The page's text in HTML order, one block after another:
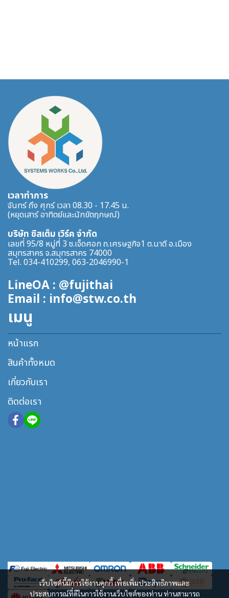
เว็บไซต์นี้มีการใช้งานคุกกี้ เพื่อเพิ่มประสิทธิภาพและ
ประสบการณ์ที่ดีในการใช้งานเว็บไซต์ของท่าน ท่านสามารถ
เวลาทำการ
จันทร์ ถึง ศุกร์ เวลา 08.30 - 17.45 น.
(หยุดเสาร์ อาทิตย์และนักขัตฤกษณ์)
บริษัท ซิสเต็ม เวิร์ค จำกัด
เลขที่ 95/8 หมู่ที่ 3 ซ.เจ็ดศอก ถ.เศรษฐกิจ1 ต.นาดี อ.เมือง
สมุทรสาคร จ.สมุทรสาคร 74000
Tel. 034-410299, 063-2046990-1
LineOA : @fujithai
Email : info@stw.co.th
เมนู
หน้าแรก
สินค้าทั้งหมด
เกี่ยวกับเรา
ติดต่อเรา